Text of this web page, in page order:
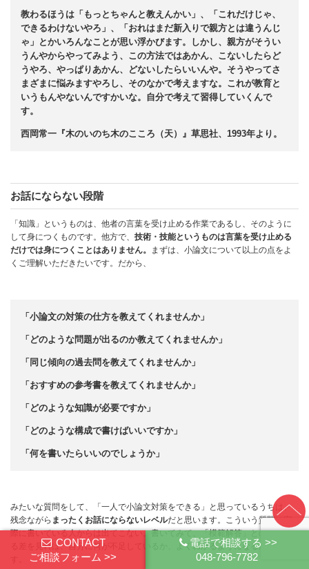
CONTACT
ご相談フォーム >>
電話で相談する >>
048-796-7782
教わるほうは「もっとちゃんと教えんかい」、「これだけじゃ、
できるわけないやろ」、「おれはまだ新入りで親方とは違うんじ
ゃ」とかいろんなことが思い浮かびます。しかし、親方がそうい
うんやからやってみよう、この方法ではあかん、こないしたらど
うやろ、やっぱりあかん、どないしたらいいんや。そうやってさ
まざまに悩みますやろし、そのなかで考えますな。これが教育と
いうもんやないんですかいな。自分で考えて習得していくんで
す。
西岡常一『木のいのち木のこころ（天）』草思社、1993年より。
お話にならない段階
「知識」というものは、他者の言葉を受け止める作業であるし、そのように
して身につくものです。他方で、 技術・技能というものは言葉を受け止める
だけでは身につくことはありません。
まずは、小論文について以上の点をよ
くご理解いただきたいです。だから、
「小論文の対策の仕方を教えてくれませんか」
「どのような問題が出るのか教えてくれませんか」
「同じ傾向の過去問を教えてくれませんか」
「おすすめの参考書を教えてくれませんか」
「どのような知識が必要ですか」
「どのような構成で書けばいいですか」
「何を書いたらいいのでしょうか」
みたいな質問をして、「一人で小論文対策をできる」と思っているうちは、
残念ながら まったくお話にならないレベルだと思います。こういう質問は実
際に書いている人からは出てこない。書いてみて、「模範解答」との歴然た
る差を見れば、自分に何が不足しているか、よくわかるようになるからで